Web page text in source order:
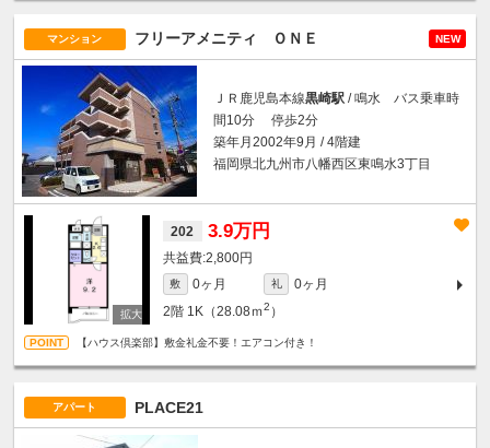
マンション フリーアメニティ ＯＮＥ NEW
ＪＲ鹿児島本線黒崎駅 / 鳴水 バス乗車時
間10分 停歩2分
築年月2002年9月 / 4階建
福岡県北九州市八幡西区東鳴水3丁目
202 3.9万円
2,800円
敷 0ヶ月 礼
0ヶ月
2階 1K（28.08ｍ2 ）
【ハウス倶楽部】敷金礼金不要！エアコン付き！
アパート PLACE21